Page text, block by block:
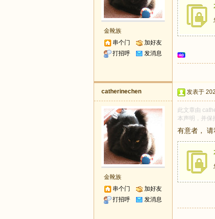
金靴族
串个门
加好友
打招呼
发消息
catherinechen
金靴族
串个门
加好友
打招呼
发消息
发表于
此文章由
本声明，并保
有意者， 请